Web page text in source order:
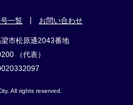
一覧 お問い合わせ
市松原通2043番地
（代表）
All rights reserved.